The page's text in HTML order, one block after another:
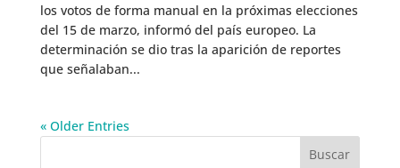
los votos de forma manual en la próximas elecciones
del 15 de marzo, informó del país europeo. La
determinación se dio tras la aparición de reportes
que señalaban...
« Older Entries